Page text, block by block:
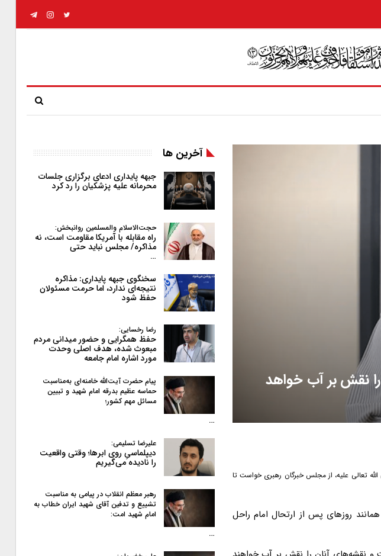
را نقش بر آب خواهد
تعالی علیه، از مجلس خبرگان رهبری خواست تا
روزهای پس از ارتحال امام راحل
آخرین ها
جبهه پایداری ادعای برگزاری جلسات
محرمانه علیه پزشکیان را رد کرد
حجت‌الاسلام والمسلمین روانبخش:
راه مقابله با آمریکا مقاومت است، نه
مذاکره/ مجلس نباید حتی
…
سخنگوی جبهه پایداری: مذاکره
نتیجه‌ای ندارد، اما حرمت مسئولان
حفظ شود
رضا رخسایی:
حفظ همگرایی و حضور میدانی مردم
مبعوث شده، هدف اصلی وحدت
مورد اشاره امام جامعه
پیام حضرت آیت‌الله خامنه‌ای به‌مناسبت
حماسه عظیم بدرقه امام شهید و تبیین
مسائل مهم کشور؛
…
علیرضا تسلیمی:
دیپلماسیِ روی ابرها؛ وقتی واقعیت
را نادیده می‌گیریم
رهبر معظم انقلاب در پیامی به‌ مناسبت
تشییع و تدفین آقای شهید ایران خطاب به
امام شهید امت:
…